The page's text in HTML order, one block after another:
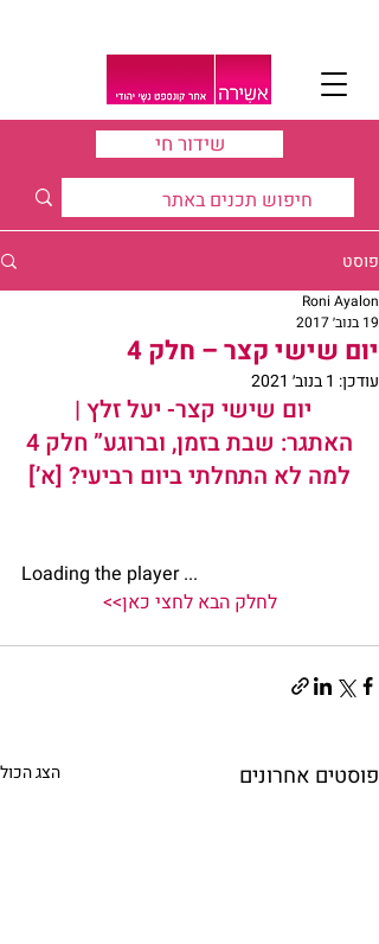
שידור חי
פוסט
יום שישי קצר – חלק 4
Roni Ayalon
19 בנוב׳ 2017
עודכן: 1 בנוב׳ 2021
יום שישי קצר- יעל זלץ |
האתגר: שבת בזמן, וברוגע” חלק 4
למה לא התחלתי ביום רביעי? [א’]
Loading the player ...
לחלק הבא לחצי כאן>>
פוסטים אחרונים הצג הכול